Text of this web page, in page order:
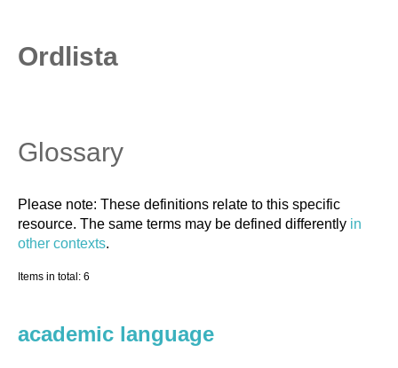
Ordlista
Glossary
Please note: These definitions relate to this specific
resource. The same terms may be defined differently in
other contexts.
Items in total: 6
academic language